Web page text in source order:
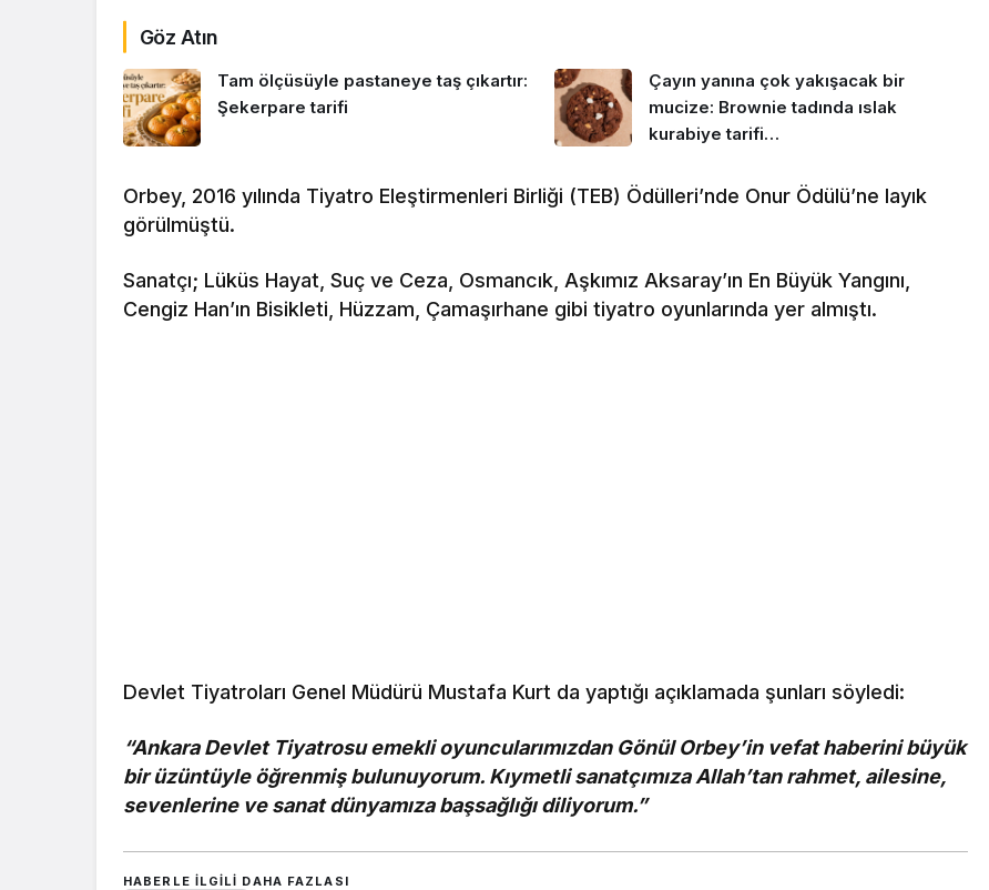
Göz Atın
Tam ölçüsüyle pastaneye taş çıkartır:
Şekerpare tarifi
Çayın yanına çok yakışacak bir
mucize: Brownie tadında ıslak
kurabiye tarifi…
Orbey, 2016 yılında Tiyatro Eleştirmenleri Birliği (TEB) Ödülleri’nde Onur Ödülü’ne layık
görülmüştü.
Sanatçı; Lüküs Hayat, Suç ve Ceza, Osmancık, Aşkımız Aksaray’ın En Büyük Yangını,
Cengiz Han’ın Bisikleti, Hüzzam, Çamaşırhane gibi tiyatro oyunlarında yer almıştı.
Devlet Tiyatroları Genel Müdürü Mustafa Kurt da yaptığı açıklamada şunları söyledi:
“Ankara Devlet Tiyatrosu emekli oyuncularımızdan Gönül Orbey’in vefat haberini büyük
bir üzüntüyle öğrenmiş bulunuyorum. Kıymetli sanatçımıza Allah’tan rahmet, ailesine,
sevenlerine ve sanat dünyamıza başsağlığı diliyorum.”
HABERLE ILGILI DAHA FAZLASI